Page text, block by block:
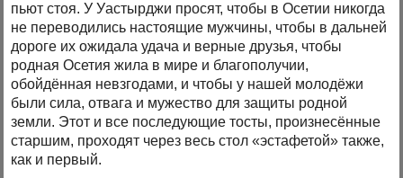
пьют стоя. У Уастырджи просят, чтобы в Осетии никогда
не переводились настоящие мужчины, чтобы в дальней
дороге их ожидала удача и верные друзья, чтобы
родная Осетия жила в мире и благополучии,
обойдённая невзгодами, и чтобы у нашей молодёжи
были сила, отвага и мужество для защиты родной
земли. Этот и все последующие тосты, произнесённые
старшим, проходят через весь стол «эстафетой» также,
как и первый.